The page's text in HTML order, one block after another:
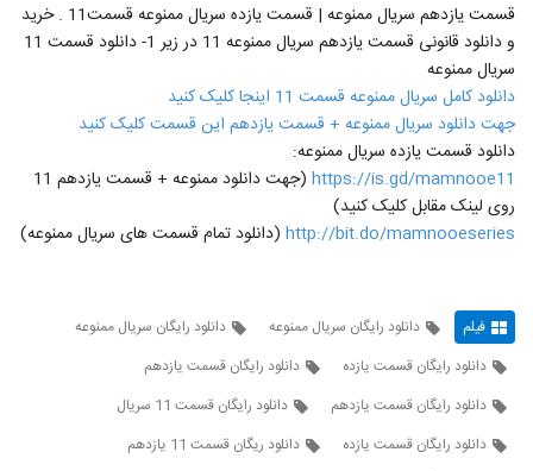
قسمت یازدهم سریال ممنوعه | قسمت یازده سریال ممنوعه قسمت11 . خرید
و دانلود قانونی قسمت یازدهم سریال ممنوعه 11 در زیر 1- دانلود قسمت 11
سریال ممنوعه
دانلود کامل سریال ممنوعه قسمت 11 اینجا کلیک کنید
جهت دانلود سریال ممنوعه + قسمت یازدهم این قسمت کلیک کنید
دانلود قسمت یازده سریال ممنوعه:
https://is.gd/mamnooe11
(جهت دانلود ممنوعه + قسمت یازدهم 11
روی لینک مقابل کلیک کنید)
http://bit.do/mamnooeseries (دانلود تمام قسمت های سریال ممنوعه)
فیلم دانلود رایگان سریال ممنوعه
دانلود رایگان سریال ممنوعه
دانلود رایگان قسمت یازده
دانلود رایگان قسمت یازدهم
دانلود رایگان قسمت یازدهم
دانلود رایگان قسمت 11 سریال
دانلود رایگان قسمت یازده
دانلود ریگان قسمت 11 یازدهم